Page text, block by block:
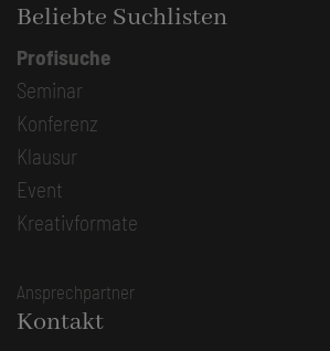
Beliebte Suchlisten
Profisuche
Seminar
Konferenz
Klausur
Event
Kreativformate
Ansprechpartner
Kontakt